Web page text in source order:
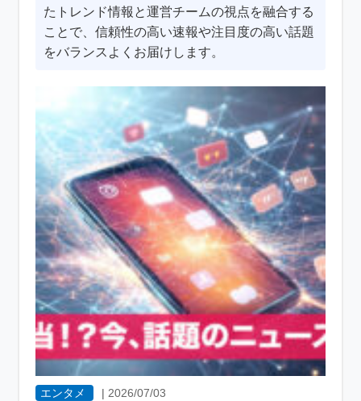
たトレンド情報と運営チームの視点を融合する
ことで、信頼性の高い速報や注目度の高い話題
をバランスよくお届けします。
エンタメ |2026/07/03